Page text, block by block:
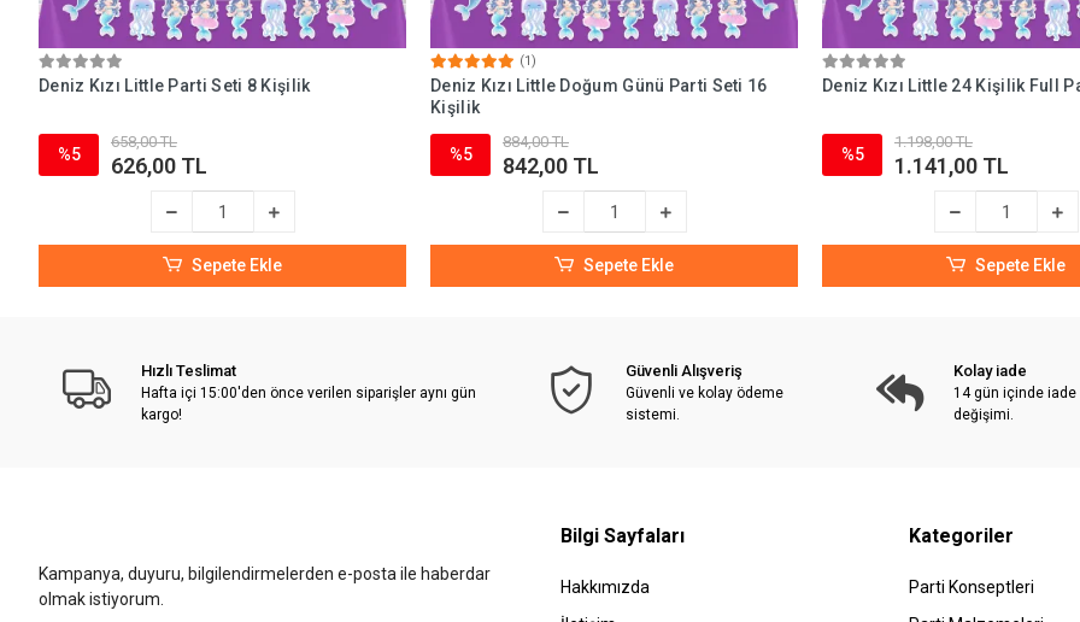
Deniz Kızı Little Parti Seti 8 Kişilik
%5
658,00 TL
626,00 TL
Sepete Ekle
(1)
Deniz Kızı Little Doğum Günü Parti Seti 16
Kişilik
%5
884,00 TL
842,00 TL
Sepete Ekle
Deniz Kızı Little 24 Kişilik Full
%5
1.198,00 TL
1.141,00 TL
Sepete Ekle
Hızlı Teslimat
Hafta içi 15:00'den önce verilen siparişler aynı gün
kargo!
Güvenli Alışveriş
Güvenli ve kolay ödeme
sistemi.
Kolay iade
14 gün içinde iade
değişimi.
Kampanya, duyuru, bilgilendirmelerden e-posta ile haberdar
olmak istiyorum.
Bilgi Sayfaları
Hakkımızda
Kategoriler
Parti Konseptleri